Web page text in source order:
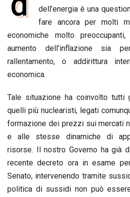
e
o
o
k
t
s
A
p
k
e
d
I
n
e
a
d
s
i
l
y
L
i
n
k
dell’energia è una
fare ancora per molti
economiche molto
aumento dell’inflazione sia
rallentamento, o addirittura
economica.
Tale situazione ha coinvolto tutti
quelli più nuclearisti, legati
formazione dei prezzi sui mercati
e alle stesse dinamiche di
risorse. Il nostro Governo ha già
recente decreto ora in esame
Senato, intervenendo tramite
politica di sussidi non può